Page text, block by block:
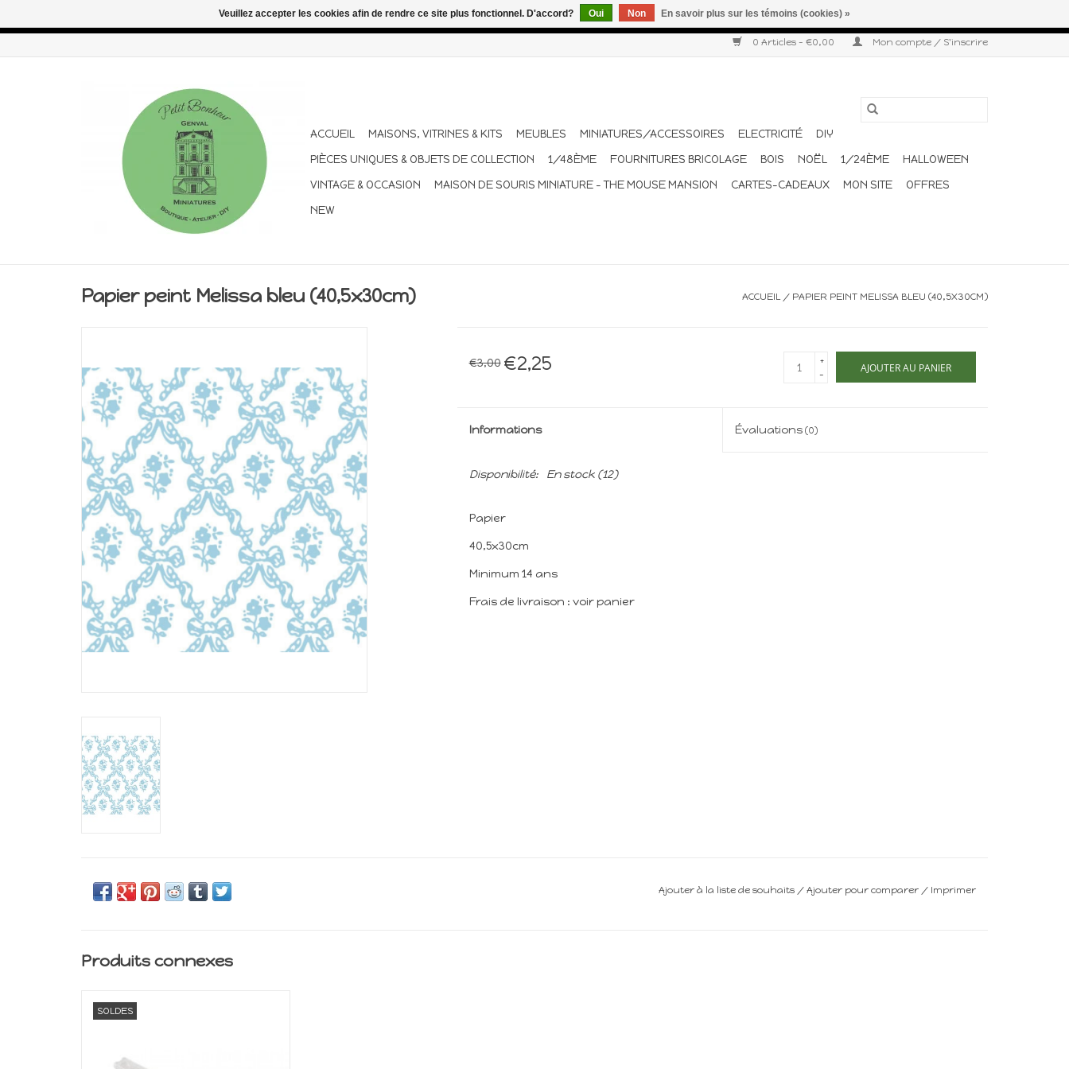
0 Articles - €0,00 Mon compte / S'inscrire
ACCUEIL MAISONS, VITRINES & KITS MEUBLES MINIATURES/ACCESSOIRES ELECTRICITÉ
DIY
PIÈCES UNIQUES & OBJETS DE COLLECTION
1/48ÈME FOURNITURES BRICOLAGE BOIS NOËL 1/24ÈME
HALLOWEEN
VINTAGE & OCCASION
MAISON DE SOURIS MINIATURE - THE MOUSE MANSION CARTES-CADEAUX MON SITE
OFFRES
NEW
Papier peint Melissa bleu (40,5x30cm) ACCUEIL / PAPIER PEINT MELISSA BLEU (40,5X30CM)
€3,00 €2,25
+
-
AJOUTER AU PANIER
Informations Évaluations(0)
Disponibilité: En stock(12)
Papier
40,5x30cm
Minimum 14 ans
Frais de livraison : voir panier
Ajouter à la liste de souhaits / Ajouter pour comparer / Imprimer
Produits connexes
SOLDES
AJOUTER AU PANIER
Veuillez accepter les cookies afin de rendre ce site plus fonctionnel. D'accord? Oui Non En savoir plus sur les témoins (cookies) »
Congés d'été : les commandes continuent d'être expédiées pendant les vacances. Les envois sont effectués une à deux fois par semaine. Merci pour votre compréhension et votre confiance.